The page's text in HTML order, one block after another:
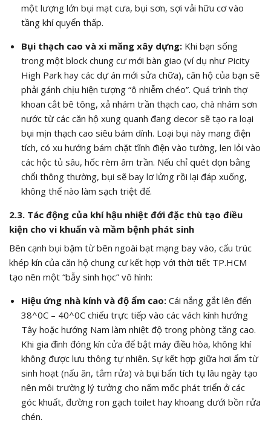
một lượng lớn bụi mạt cưa, bụi sơn, sợi vải hữu cơ vào
tầng khí quyển thấp.
Bụi thạch cao và xi măng xây dựng:Khi bạn sống
trong một block chung cư mới bàn giao (ví dụ như Picity
High Park hay các dự án mới sửa chữa), căn hộ của bạn sẽ
phải gánh chịu hiện tượng “ô nhiễm chéo”. Quá trình thợ
khoan cắt bê tông, xả nhám trần thạch cao, chà nhám sơn
nước từ các căn hộ xung quanh đang decor sẽ tạo ra loại
bụi mịn thạch cao siêu bám dính. Loại bụi này mang điện
tích, có xu hướng bám chặt tĩnh điện vào tường, len lỏi vào
các hộc tủ sâu, hốc rèm âm trần. Nếu chỉ quét dọn bằng
chổi thông thường, bụi sẽ bay lơ lửng rồi lại đáp xuống,
không thể nào làm sạch triệt để.
2.3. Tác động của khí hậu nhiệt đới đặc thù tạo điều
kiện cho vi khuẩn và mầm bệnh phát sinh
Bên cạnh bụi bặm từ bên ngoài bạt mạng bay vào, cấu trúc
khép kín của căn hộ chung cư kết hợp với thời tiết TP.HCM
tạo nên một “bẫy sinh học” vô hình:
Hiệu ứng nhà kính và độ ẩm cao:Cái nắng gắt lên đến
38^0C – 40^0Cchiếu trực tiếp vào các vách kính hướng
Tây hoặc hướng Nam làm nhiệt độ trong phòng tăng cao.
Khi gia đình đóng kín cửa để bật máy điều hòa, không khí
không được lưu thông tự nhiên. Sự kết hợp giữa hơi ẩm từ
sinh hoạt (nấu ăn, tắm rửa) và bụi bẩn tích tụ lâu ngày tạo
nên môi trường lý tưởng cho nấm mốc phát triển ở các
góc khuất, đường ron gạch toilet hay khoang dưới bồn rửa
chén.